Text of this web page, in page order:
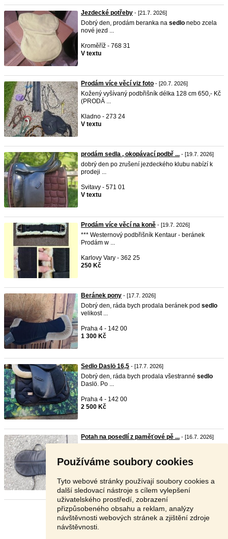
Používáme soubory cookies
Tyto webové stránky používají soubory cookies a
další sledovací nástroje s cílem vylepšení
uživatelského prostředí, zobrazení
přizpůsobeného obsahu a reklam, analýzy
návštěvnosti webových stránek a zjištění zdroje
návštěvnosti.
Jezdecké potřeby - [21.7. 2026]
Dobrý den, prodám beranka na sedlo nebo zcela
nové jezd ...
Kroměříž - 768 31
V textu
Prodám více věcí viz foto - [20.7. 2026]
Kožený vyšívaný podbřišník délka 128 cm 650,- Kč
(PRODÁ ...
Kladno - 273 24
V textu
prodám sedla , okopávací podbř ... - [19.7. 2026]
dobrý den po zrušení jezdeckého klubu nabízí k
prodeji ...
Svitavy - 571 01
V textu
Prodám více věcí na koně - [19.7. 2026]
*** Westernový podbřišník Kentaur - beránek
Prodám w ...
Karlovy Vary - 362 25
250 Kč
Beránek pony - [17.7. 2026]
Dobrý den, ráda bych prodala beránek pod sedlo
velikost ...
Praha 4 - 142 00
1 300 Kč
Sedlo Daslö 16,5 - [17.7. 2026]
Dobrý den, ráda bych prodala všestranné sedlo
Daslö. Po ...
Praha 4 - 142 00
2 500 Kč
Potah na posedlí z paměťové pě ... - [16.7. 2026]
900 Kč
Stránka: 1 2 3 Další